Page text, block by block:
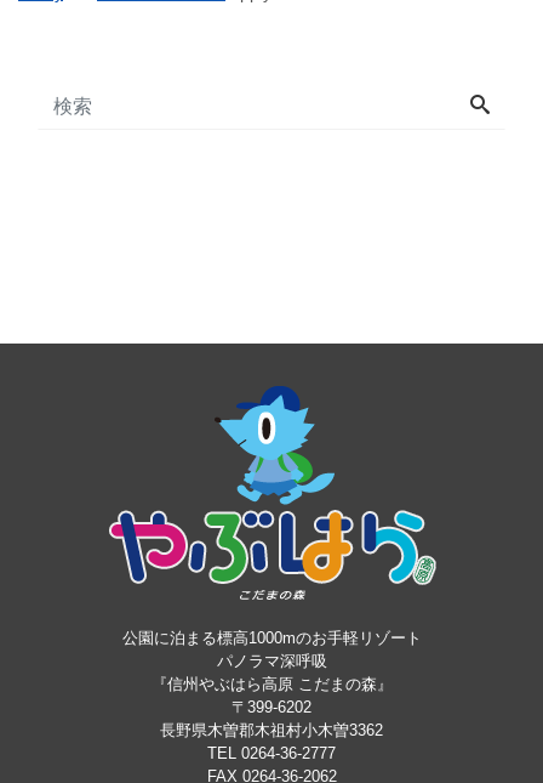
公園に泊まる標高1000mのお手軽リゾート
パノラマ深呼吸
『信州やぶはら高原 こだまの森』
〒399-6202
長野県木曽郡木祖村小木曽3362
TEL 0264-36-2777
FAX 0264-36-2062